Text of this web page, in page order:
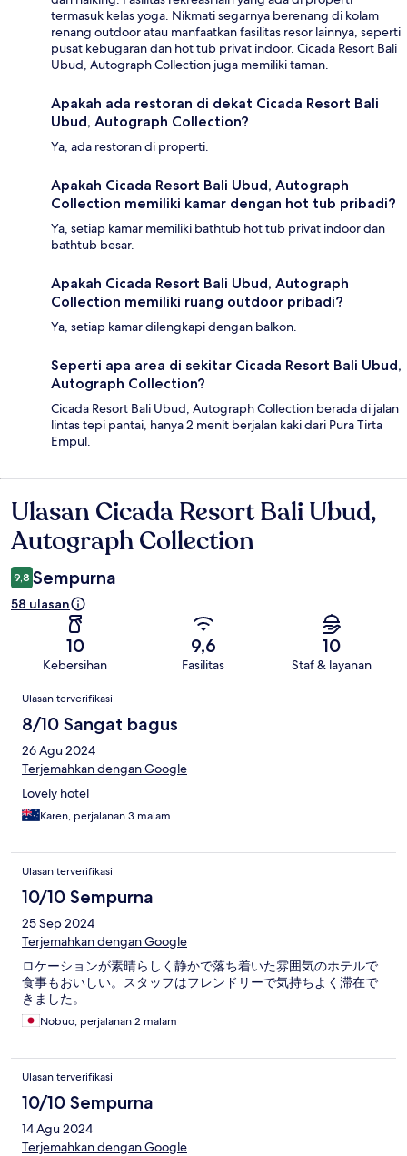
termasuk kelas yoga. Nikmati segarnya berenang di kolam
renang outdoor atau manfaatkan fasilitas resor lainnya, seperti
pusat kebugaran dan hot tub privat indoor. Cicada Resort Bali
Ubud, Autograph Collection juga memiliki taman.
Apakah ada restoran di dekat Cicada Resort Bali
Ubud, Autograph Collection?
Ya, ada restoran di properti.
Apakah Cicada Resort Bali Ubud, Autograph
Collection memiliki kamar dengan hot tub pribadi?
Ya, setiap kamar memiliki bathtub hot tub privat indoor dan
bathtub besar.
Apakah Cicada Resort Bali Ubud, Autograph
Collection memiliki ruang outdoor pribadi?
Ya, setiap kamar dilengkapi dengan balkon.
Seperti apa area di sekitar Cicada Resort Bali Ubud,
Autograph Collection?
Cicada Resort Bali Ubud, Autograph Collection berada di jalan
lintas tepi pantai, hanya 2 menit berjalan kaki dari Pura Tirta
Empul.
Ulasan
Ulasan Cicada Resort Bali Ubud,
Autograph Collection
9,8 Sempurna
58 ulasan
10
Kebersihan
9,6
Fasilitas
10
Staf & layanan
Ulasan
Ulasan terverifikasi
8/10 Sangat bagus
26 Agu 2024
Terjemahkan dengan Google
Lovely hotel
Karen, perjalanan 3 malam
Ulasan terverifikasi
10/10 Sempurna
25 Sep 2024
Terjemahkan dengan Google
ロケーションが素晴らしく静かで落ち着いた雰囲気のホテルで
食事もおいしい。スタッフはフレンドリーで気持ちよく滞在で
きました。
Nobuo, perjalanan 2 malam
Ulasan terverifikasi
10/10 Sempurna
14 Agu 2024
Terjemahkan dengan Google